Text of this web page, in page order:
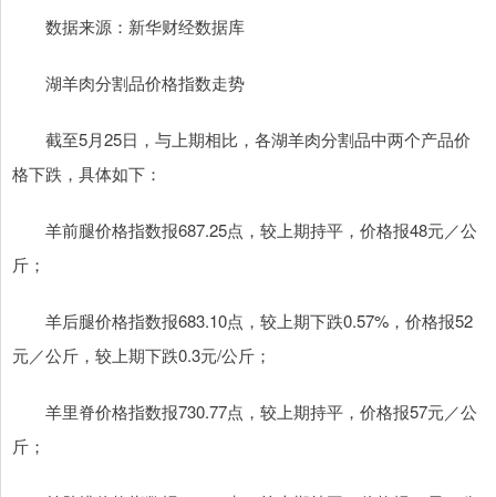
数据来源：新华财经数据库
湖羊肉分割品价格指数走势
截至5月25日，与上期相比，各湖羊肉分割品中两个产品价
格下跌，具体如下：
羊前腿价格指数报687.25点，较上期持平，价格报48元／公
斤；
羊后腿价格指数报683.10点，较上期下跌0.57%，价格报52
元／公斤，较上期下跌0.3元/公斤；
羊里脊价格指数报730.77点，较上期持平，价格报57元／公
斤；